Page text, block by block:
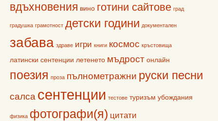
вдъхновения вино готини сайтове град
градушка грамотност детски години документален
забава здраве игри книги космос кръстовища
латински сентенции летенето мъдрост онлайн
поезия проза пълнометражни руски песни
салса сентенции тестове туризъм убождания
физика фотографи(я) цитати